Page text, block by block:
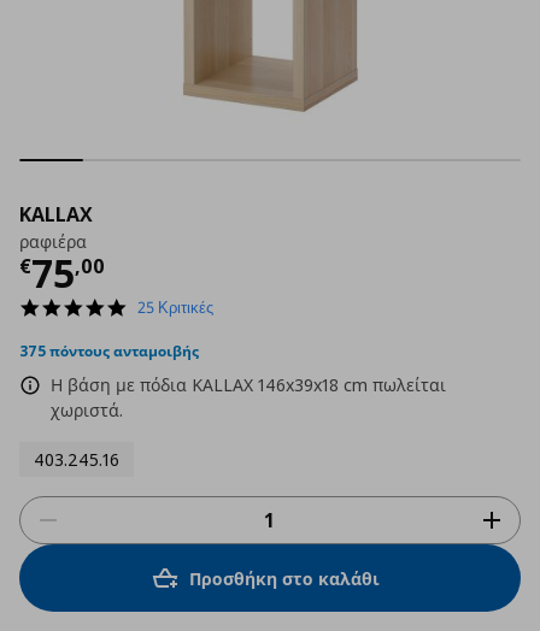
KALLAX
ραφιέρα
€75,00
Τρέχουσα τιμή
4.9
rating
25 Κριτικές
375 πόντους ανταμοιβής
Η βάση με πόδια KALLAX 146x39x18 cm πωλείται
χωριστά.
403.245.16
Προσθήκη στο καλάθι